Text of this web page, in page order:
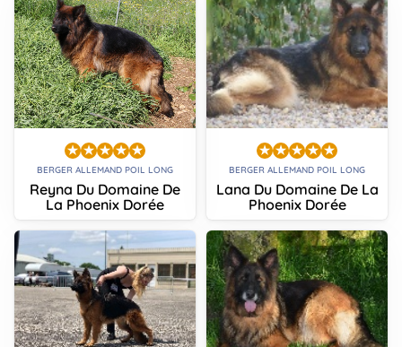
BERGER ALLEMAND POIL LONG
Reyna Du Domaine De
La Phoenix Dorée
BERGER ALLEMAND POIL LONG
Lana Du Domaine De La
Phoenix Dorée